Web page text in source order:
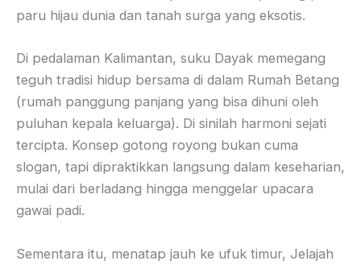
paru hijau dunia dan tanah surga yang eksotis.
Di pedalaman Kalimantan, suku Dayak memegang
teguh tradisi hidup bersama di dalam Rumah Betang
(rumah panggung panjang yang bisa dihuni oleh
puluhan kepala keluarga). Di sinilah harmoni sejati
tercipta. Konsep gotong royong bukan cuma
slogan, tapi dipraktikkan langsung dalam keseharian,
mulai dari berladang hingga menggelar upacara
gawai padi.
Sementara itu, menatap jauh ke ufuk timur, Jelajah